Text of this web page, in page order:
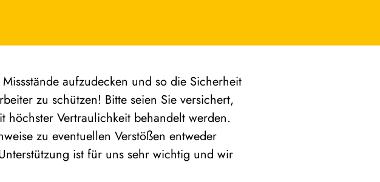
aufzudecken und so die Sicherheit
zu schützen! Bitte seien Sie versichert,
höchster Vertraulichkeit behandelt werden.
zu eventuellen Verstößen entweder
ist für uns sehr wichtig und wir